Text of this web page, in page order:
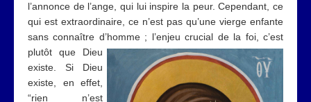
l’annonce de l’ange, qui lui inspire la peur. Cependant, ce
qui est extraordinaire, ce n’est pas qu’une vierge enfante
sans connaître d’homme ; l’enjeu crucial de la foi, c’est
plutôt que Dieu
existe. Si Dieu
existe, en effet,
“rien n’est